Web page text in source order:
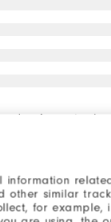
information
other similar
for example,
der
Sizing/Fit